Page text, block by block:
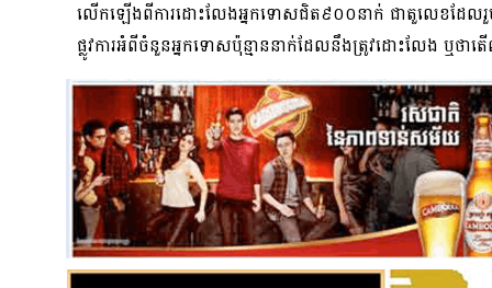
លើកឡើងពីការដោះលែងអ្នកទោសជិត៩០០នាក់ ជាតួលេខដែលរួ
ផ្លូវការអំពីចំនួនអ្នកទោសប៉ុន្មាននាក់ដែលនឹងត្រូវដោះលែង ឬថ